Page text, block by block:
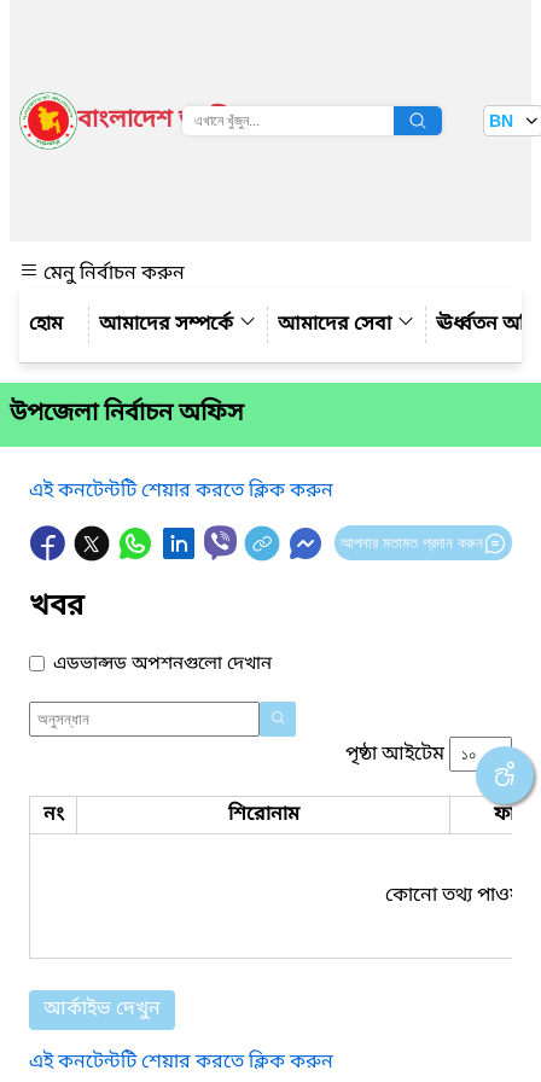
বাংলাদেশ জাতীয় তথ্য বাতায়ন BN
মেনু নির্বাচন করুন
আমাদের সম্পর্কে
আমাদের সেবা ঊর্ধ্বতন
উপজেলা নির্বাচন অফিস
এই কনটেন্টটি শেয়ার করতে ক্লিক করুন
আপনার মতামত প্রদান করুন
খবর
এডভান্সড অপশনগুলো দেখান
পৃষ্ঠা আইটেম
নং শিরোনাম ফাইল
কোনো তথ্য পাওয়া
আর্কাইভ দেখুন
এই কনটেন্টটি শেয়ার করতে ক্লিক করুন